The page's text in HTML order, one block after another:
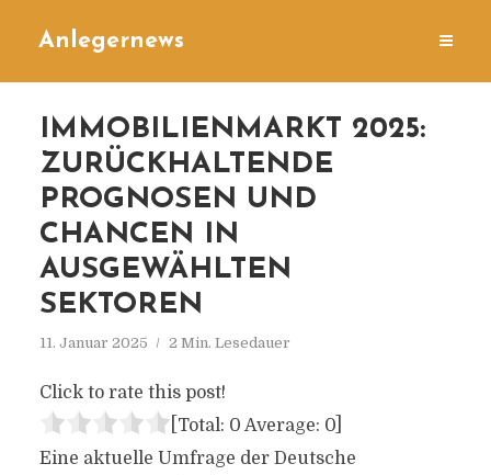
Anlegernews
IMMOBILIENMARKT 2025:
ZURÜCKHALTENDE
PROGNOSEN UND
CHANCEN IN
AUSGEWÄHLTEN
SEKTOREN
11. Januar 2025 2 Min. Lesedauer
Click to rate this post!
[Total: 0 Average: 0]
Eine aktuelle Umfrage der Deutsche